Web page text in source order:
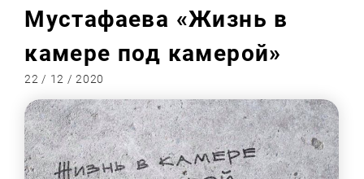
Мустафаева «Жизнь в
камере под камерой»
22 / 12 / 2020